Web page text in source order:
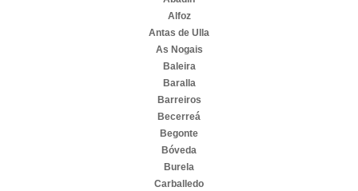
Alfoz
Antas de Ulla
As Nogais
Baleira
Baralla
Barreiros
Becerreá
Begonte
Bóveda
Burela
Carballedo